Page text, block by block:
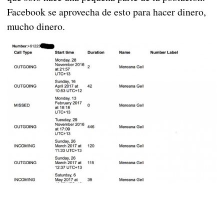
Facebook se aprovecha de esto para hacer dinero,
mucho dinero.